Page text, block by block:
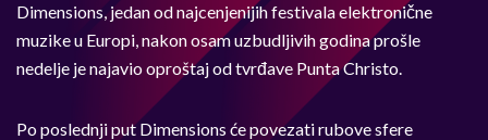
Dimensions, jedan od najcenjenijih festivala elektronične
muzike u Europi, nakon osam uzbudljivih godina prošle
nedelje je najavio oproštaj od tvrđave Punta Christo.
Po poslednji put Dimensions će povezati rubove sfere